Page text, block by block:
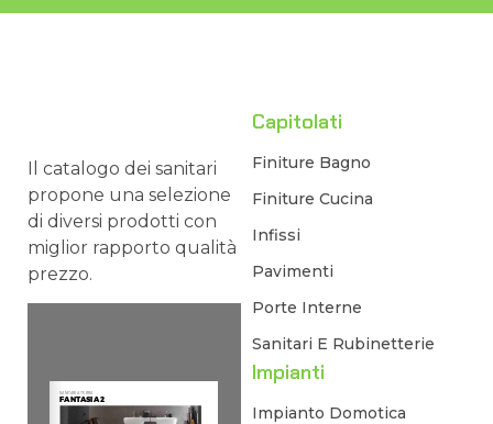
Il catalogo dei sanitari
propone una selezione
di diversi prodotti con
miglior rapporto qualità
prezzo.
Capitolati
Finiture Bagno
Finiture Cucina
Infissi
Pavimenti
Porte Interne
Sanitari E Rubinetterie
Impianti
Impianto Domotica